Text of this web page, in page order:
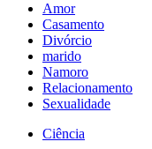
Amor
Casamento
Divórcio
marido
Namoro
Relacionamento
Sexualidade
Ciência